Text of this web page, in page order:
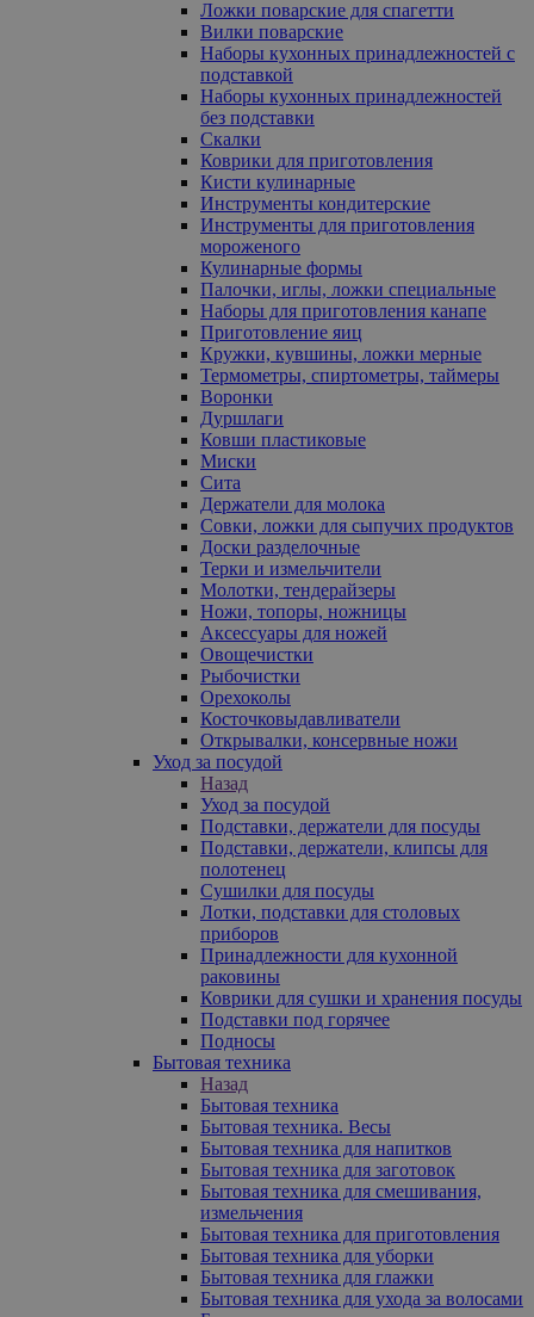
Ложки поварские для спагетти
Вилки поварские
Наборы кухонных принадлежностей с
подставкой
Наборы кухонных принадлежностей
без подставки
Скалки
Коврики для приготовления
Кисти кулинарные
Инструменты кондитерские
Инструменты для приготовления
мороженого
Кулинарные формы
Палочки, иглы, ложки специальные
Наборы для приготовления канапе
Приготовление яиц
Кружки, кувшины, ложки мерные
Термометры, спиртометры, таймеры
Воронки
Дуршлаги
Ковши пластиковые
Миски
Сита
Держатели для молока
Совки, ложки для сыпучих продуктов
Доски разделочные
Терки и измельчители
Молотки, тендерайзеры
Ножи, топоры, ножницы
Аксессуары для ножей
Овощечистки
Рыбочистки
Орехоколы
Косточковыдавливатели
Открывалки, консервные ножи
Уход за посудой
Назад
Уход за посудой
Подставки, держатели для посуды
Подставки, держатели, клипсы для
полотенец
Сушилки для посуды
Лотки, подставки для столовых
приборов
Принадлежности для кухонной
раковины
Коврики для сушки и хранения посуды
Подставки под горячее
Подносы
Бытовая техника
Назад
Бытовая техника
Бытовая техника. Весы
Бытовая техника для напитков
Бытовая техника для заготовок
Бытовая техника для смешивания,
измельчения
Бытовая техника для приготовления
Бытовая техника для уборки
Бытовая техника для глажки
Бытовая техника для ухода за волосами